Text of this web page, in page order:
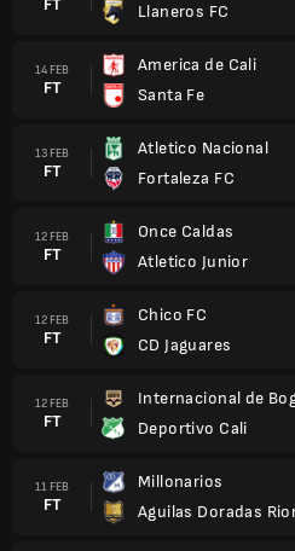
Llaneros FC
14 FEB
FT
America de Cali
Santa Fe
13 FEB
FT
Atletico Nacional
Fortaleza FC
12 FEB
FT
Once Caldas
Atletico Junior
12 FEB
FT
Chico FC
CD Jaguares
12 FEB
FT
Internacional de
Deportivo Cali
11 FEB
FT
Millonarios
Aguilas Doradas